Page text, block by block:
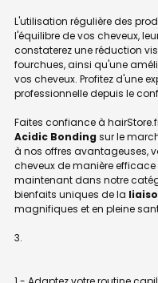
L'utilisation régulière des
l'équilibre de vos cheveux,
constaterez une réduction
fourchues, ainsi qu'une
vos cheveux. Profitez d'une
professionnelle depuis le
Faites confiance à
Acidic Bonding sur le
à nos offres avantageuses,
cheveux de manière
maintenant dans notre
bienfaits uniques de la
magnifiques et en pleine